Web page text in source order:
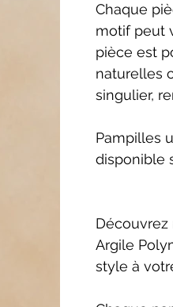
Chaque
motif peut
pièce est
naturelles
singulier,
Pampilles
disponible
Argile
style à